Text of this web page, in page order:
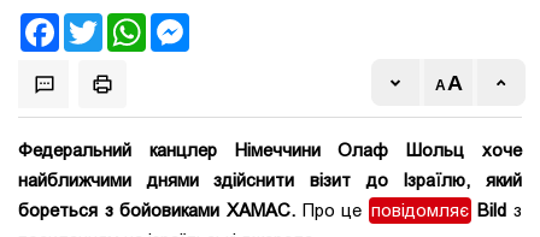
FacebookTwitter WhatsApp
Федеральний канцлер Німеччини Олаф Шольц хоче
найближчими днями здійснити візит до Ізраїлю, який
бореться з бойовиками ХАМАС.Про це повідомляє Bild з